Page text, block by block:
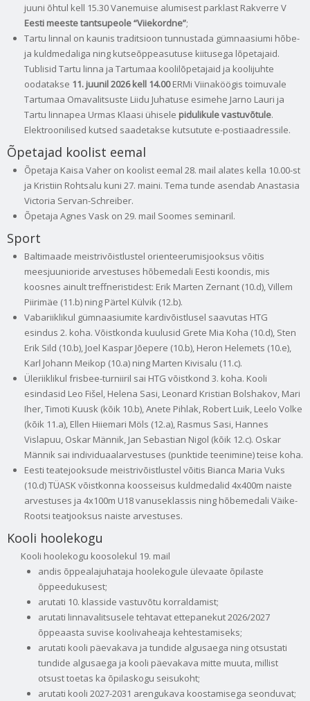
juuni õhtul kell 15.30 Vanemuise alumisest parklast Rakverre V
Eesti meeste tantsupeole “Viiekordne”;
Tartu linnal on kaunis traditsioon tunnustada gümnaasiumi hõbe-
ja kuldmedaliga ning kutseõppeasutuse kiitusega lõpetajaid.
Tublisid Tartu linna ja Tartumaa koolilõpetajaid ja koolijuhte
oodatakse 11. juunil 2026 kell 14.00ERMi Viinaköögis toimuvale
Tartumaa Omavalitsuste Liidu Juhatuse esimehe Jarno Lauri ja
Tartu linnapea Urmas Klaasi ühisele pidulikule vastuvõtule.
Elektroonilised kutsed saadetakse kutsutute e-postiaadressile.
Õpetajad koolist eemal
Õpetaja Kaisa Vaher on koolist eemal 28. mail alates kella 10.00-st
ja Kristiin Rohtsalu kuni 27. maini. Tema tunde asendab Anastasia
Victoria Servan-Schreiber.
Õpetaja Agnes Vask on 29. mail Soomes seminaril.
Sport
Baltimaade meistrivõistlustel orienteerumisjooksus võitis
meesjuunioride arvestuses hõbemedali Eesti koondis, mis
koosnes ainult treffneristidest: Erik Marten Zernant (10.d), Villem
Piirimäe (11.b) ning Pärtel Külvik (12.b).
Vabariiklikul gümnaasiumite kardivõistlusel saavutas HTG
esindus 2. koha. Võistkonda kuulusid Grete Mia Koha (10.d), Sten
Erik Sild (10.b), Joel Kaspar Jõepere (10.b), Heron Helemets (10.e),
Karl Johann Meikop (10.a) ning Marten Kivisalu (11.c).
Üleriiklikul frisbee-turniiril sai HTG võistkond 3. koha. Kooli
esindasid Leo Fišel, Helena Sasi, Leonard Kristian Bolshakov, Mari
Iher, Timoti Kuusk (kõik 10.b), Anete Pihlak, Robert Luik, Leelo Volke
(kõik 11.a), Ellen Hiiemari Möls (12.a), Rasmus Sasi, Hannes
Vislapuu, Oskar Männik, Jan Sebastian Nigol (kõik 12.c). Oskar
Männik sai individuaalarvestuses (punktide teenimine) teise koha.
Eesti teatejooksude meistrivõistlustel võitis Bianca Maria Vuks
(10.d) TÜASK võistkonna koosseisus kuldmedalid 4x400m naiste
arvestuses ja 4x100m U18 vanuseklassis ning hõbemedali Väike-
Rootsi teatjooksus naiste arvestuses.
Kooli hoolekogu
Kooli hoolekogu koosolekul 19. mail
andis õppealajuhataja hoolekogule ülevaate õpilaste
õppeedukusest;
arutati 10. klasside vastuvõtu korraldamist;
arutati linnavalitsusele tehtavat ettepanekut 2026/2027
õppeaasta suvise koolivaheaja kehtestamiseks;
arutati kooli päevakava ja tundide algusaega ning otsustati
tundide algusaega ja kooli päevakava mitte muuta, millist
otsust toetas ka õpilaskogu seisukoht;
arutati kooli 2027-2031 arengukava koostamisega seonduvat;